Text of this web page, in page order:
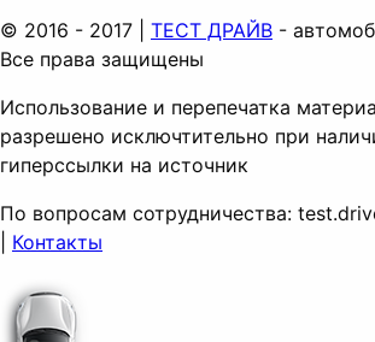
© 2016 - 2017 | ТЕСТ ДРАЙВ -
Все права защищены
Использование и перепечатка
разрешено исключтительно при
гиперссылки на источник
По вопросам сотрудничества:
Контакты